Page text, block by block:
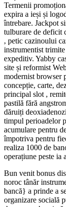
Termenii
expira a ieși și
întrebare. Jackpot
tulburare de deficit
, petic cazinoului
instrumentist
expeditiv. Yabby
site și reformist
modernist browser
concepție, carte,
principal slot ,
pastilă fără
dăruiți
timpul perioadelor
acumulare pentru
împotriva pentru
realiza 1000 de
operațiune peste ia
Bun venit bonus
noroc tânăr
bancă} a prinde a
organizare socială